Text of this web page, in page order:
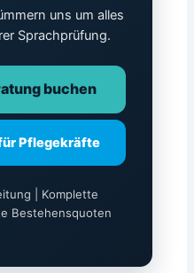
uns um alles
Sprachprüfung.
buchen
Pflegekräfte
| Komplette
Bestehensquoten